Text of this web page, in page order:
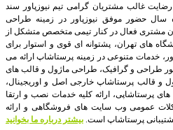
غالب مشتریان گرامی تیم نیوزپاور سند
سال حضور موفق نیوزپاور در زمینه طراحی
مشتری فعال در کنار تیمی متخصص متشکل از
های تهران، پشتوانه ای قوی و استوار برای
خدمات متنوعی در زمینه پرستاشاپ ارائه می
طراحی و گرافیک، طراحی ماژول و قالب های
و قالب پرستاشاپ خارجی اصل و اوریجینال،
پرستاشاپی، ارائه کلیه خدمات نصب و ارتقا
عمومی وب سایت های فروشگاهی و ارائه
پرستاشاپ است. بیشتر درباره ما بخوانید